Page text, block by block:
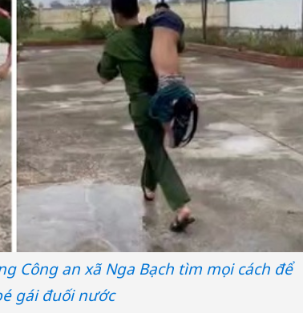
Công an xã Nga Bạch tìm mọi cách để
gái đuối nước